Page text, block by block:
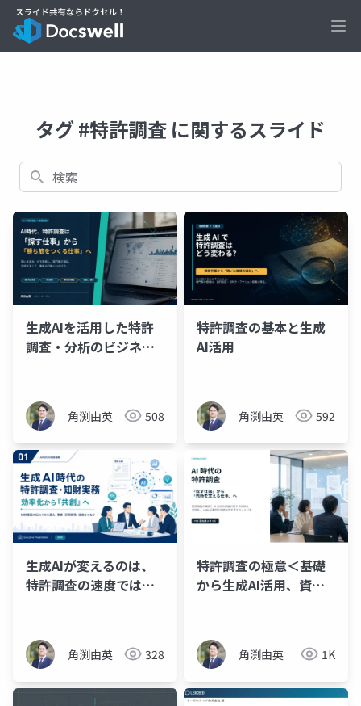
タグ #特許調査 に関するスライド
検索
生成AIを活用した特許
調査・分析のビジネス
角渕由英 508
特許調査の基本と生成
AI活用
角渕由英 592
生成AIが変えるのは、
特許調査の速度ではな
角渕由英 328
特許調査の極意＜基礎
から生成AI活用、資格
角渕由英 1K